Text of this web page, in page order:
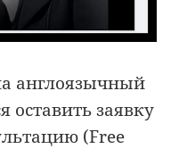
англоязычный
оставить заявку
(Free